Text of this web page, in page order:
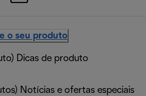
o seu produto
Dicas de produto
Notícias e ofertas especiais